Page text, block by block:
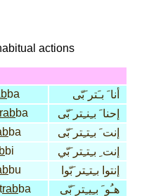
actions
ba
أنا َ بـَتر َبّى
rabba
إحنا َ بـِنـِتر َبّى
ba
إنت َ بـِتـِتر َبّى
bi
إنت ِ بـِتـِتر َبّي
bu
إنتوا بـِتـِتر َبّوا
rabba
هـُو َ بـِيـِتر َبّى